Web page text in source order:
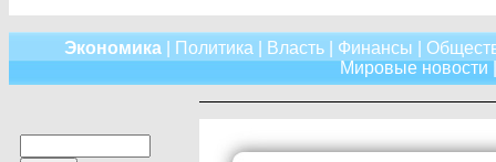
Экономика| Политика Власть| Финансы
Мировые новости